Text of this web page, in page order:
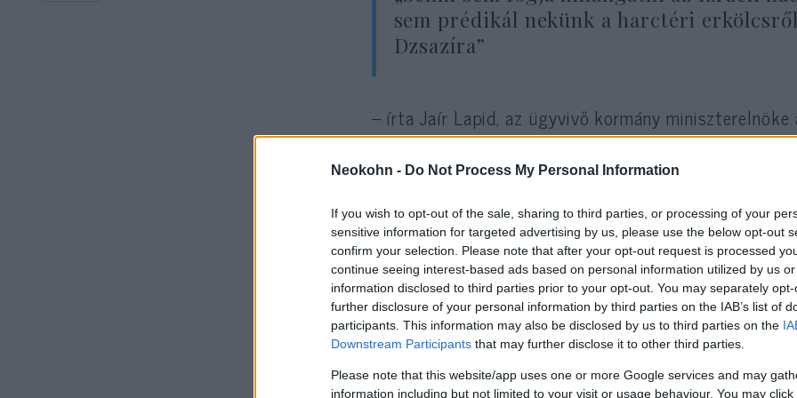
Neokohn - Do Not Process My Personal Information
If you wish to opt-out of the sale, sharing to third parties, or processing of your
sensitive information for targeted advertising by us, please use the below opt-out
confirm your selection. Please note that after your opt-out request is processed
continue seeing interest-based ads based on personal information utilized by us
information disclosed to third parties prior to your opt-out. You may separately
further disclosure of your personal information by third parties on the IAB’s list of
participants. This information may also be disclosed by us to third parties on the
Downstream Participants that may further disclose it to other third parties.
Please note that this website/app uses one or more Google services and may
information including but not limited to your visit or usage behaviour. You may
sem prédikál nekünk a harctéri
Dzsazíra”
– írta Jaír Lapid, az ügyvivő kormány
hogy a palesztin-amerikai újságírónővel
a katonák véletlen lövése végzett
– emlékeztetett a Jediót Ahronót című újság